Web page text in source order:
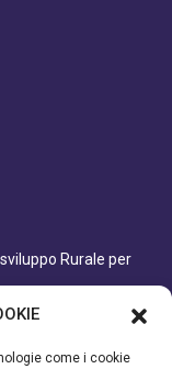
come i cookie
Rurale per
GAL Patavino
Veneto –